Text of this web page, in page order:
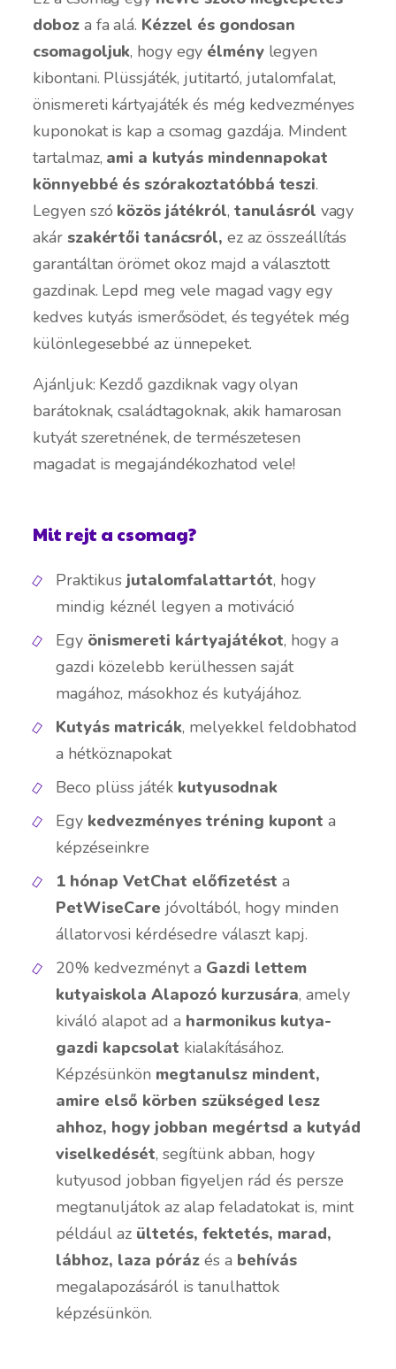
doboz a fa alá. Kézzel és gondosan
csomagoljuk, hogy egy élménylegyen
kibontani. Plüssjáték, jutitartó, jutalomfalat,
önismereti kártyajáték és még kedvezményes
kuponokat is kap a csomag gazdája. Mindent
tartalmaz, ami a kutyás mindennapokat
könnyebbé és szórakoztatóbbá teszi.
Legyen szó közös játékról, tanulásról vagy
akár szakértői tanácsról, ez az összeállítás
garantáltan örömet okoz majd a választott
gazdinak. Lepd meg vele magad vagy egy
kedves kutyás ismerősödet, és tegyétek még
különlegesebbé az ünnepeket.
Ajánljuk: Kezdő gazdiknak vagy olyan
barátoknak, családtagoknak, akik hamarosan
kutyát szeretnének, de természetesen
magadat is megajándékozhatod vele!
Mit rejt a csomag?
Praktikusjutalomfalattartót, hogy
mindig kéznél legyen a motiváció
Egy önismereti kártyajátékot, hogy a
gazdi közelebb kerülhessen saját
magához, másokhoz és kutyájához.
Kutyás matricák, melyekkel feldobhatod
a hétköznapokat
Beco plüss játék kutyusodnak
Egy kedvezményes tréning kupont a
képzéseinkre
1 hónap VetChat előfizetést a
PetWiseCare jóvoltából, hogy minden
állatorvosi kérdésedre választ kapj.
20% kedvezményt a Gazdi lettem
kutyaiskola Alapozó kurzusára, amely
kiváló alapot ad a harmonikus kutya-
gazdi kapcsolat kialakításához.
Képzésünkön megtanulsz mindent,
amire első körben szükséged lesz
ahhoz, hogy jobban megértsd a kutyád
viselkedését, segítünk abban, hogy
kutyusod jobban figyeljen rád és persze
megtanuljátok az alap feladatokat is, mint
például az ültetés, fektetés, marad,
lábhoz, laza póráz és a behívás
megalapozásáról is tanulhattok
képzésünkön.